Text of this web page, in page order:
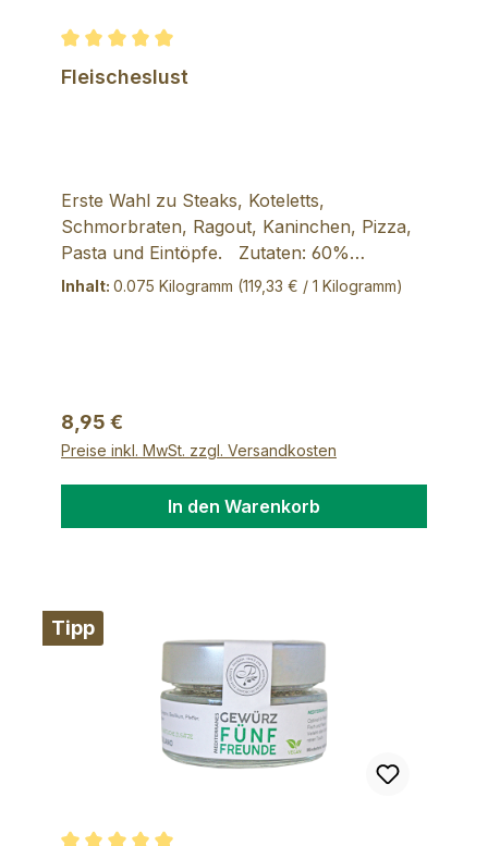
Durchschnittliche Bewertung von 5 von 5 Sternen
Fleischeslust
Erste Wahl zu Steaks, Koteletts,
Schmorbraten, Ragout, Kaninchen, Pizza,
Pasta und Eintöpfe. Zutaten: 60%
Meersalz, Oregano, Rosmarin, Salbei,
Inhalt: 0.075 Kilogramm (119,33 € / 1 Kilogramm)
Regulärer Preis:
8,95 €
Preise inkl. MwSt. zzgl. Versandkosten
In den Warenkorb
Tipp